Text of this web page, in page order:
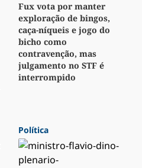
Fux vota por manter
exploração de bingos,
caça-níqueis e jogo do
bicho como
contravenção, mas
julgamento no STF é
interrompido
Política